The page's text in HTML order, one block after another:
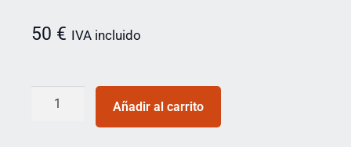
50 € IVA incluido
Añadir al carrito